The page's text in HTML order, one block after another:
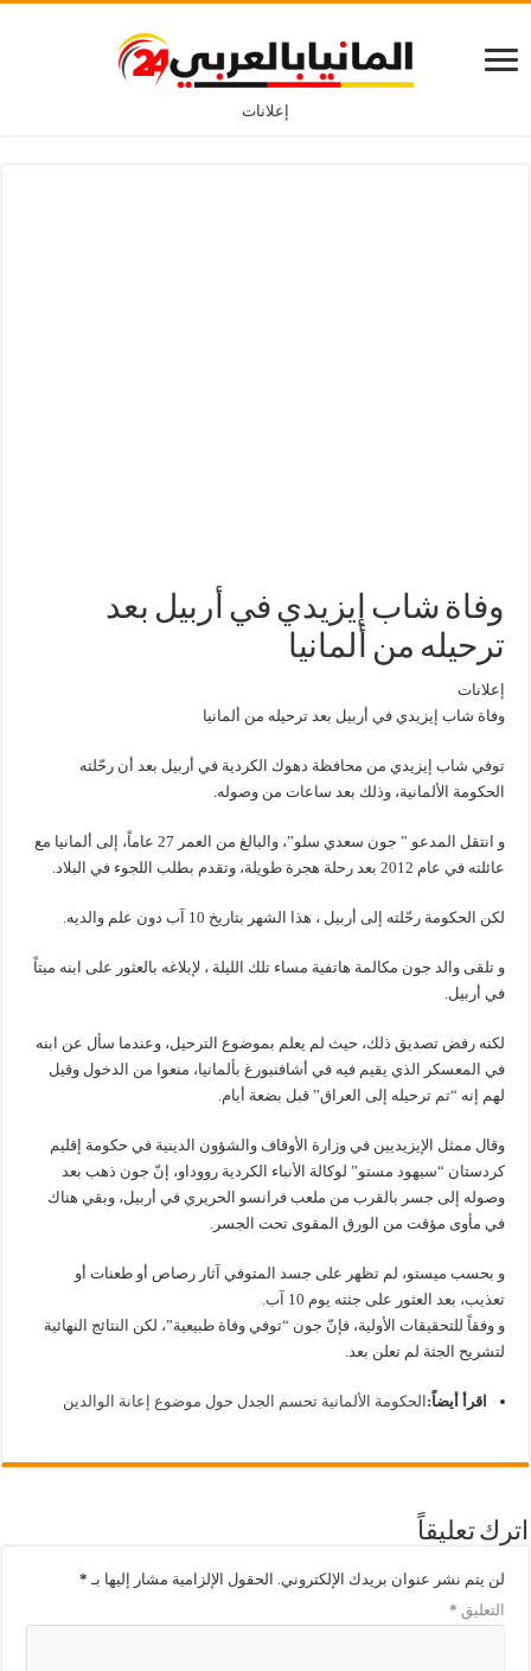
إعلانات
وفاة شاب إيزيدي في أربيل بعد
ترحيله من ألمانيا
إعلانات
وفاة شاب إيزيدي في أربيل بعد ترحيله من ألمانيا
توفي شاب إيزيدي من محافظة دهوك الكردية في أربيل بعد أن رحّلته
الحكومة الألمانية، وذلك بعد ساعات من وصوله.
و انتقل المدعو ” جون سعدي سلو”، والبالغ من العمر 27 عاماً، إلى ألمانيا مع
عائلته في عام 2012 بعد رحلة هجرة طويلة، وتقدم بطلب اللجوء في البلاد.
لكن الحكومة رحّلته إلى أربيل ، هذا الشهر بتاريخ 10 آب دون علم والديه.
و تلقى والد جون مكالمة هاتفية مساء تلك الليلة ، لإبلاغه بالعثور على ابنه ميتاً
في أربيل.
لكنه رفض تصديق ذلك، حيث لم يعلم بموضوع الترحيل، وعندما سأل عن ابنه
في المعسكر الذي يقيم فيه في أشافنبورغ بألمانيا، منعوا من الدخول وقيل
لهم إنه “تم ترحيله إلى العراق” قبل بضعة أيام.
وقال ممثل الإيزيديين في وزارة الأوقاف والشؤون الدينية في حكومة إقليم
كردستان “سيهود مستو” لوكالة الأنباء الكردية رووداو، إنّ جون ذهب بعد
وصوله إلى جسر بالقرب من ملعب فرانسو الحريري في أربيل، وبقي هناك
في مأوى مؤقت من الورق المقوى تحت الجسر.
و بحسب ميستو، لم تظهر على جسد المتوفي آثار رصاص أو طعنات أو
تعذيب، بعد العثور على جثته يوم 10 آب.
و وفقاً للتحقيقات الأولية، فإنّ جون “توفي وفاة طبيعية”، لكن النتائج النهائية
لتشريح الجثة لم تعلن بعد.
اقرأ أيضاً: الحكومة الألمانية تحسم الجدل حول موضوع إعانة الوالدين
اترك تعليقاً
لن يتم نشر عنوان بريدك الإلكتروني. الحقول الإلزامية مشار إليها بـ *
التعليق *